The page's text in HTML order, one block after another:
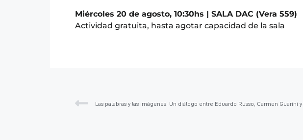
Miércoles 20 de agosto, 10:30hs | SALA DAC (Vera 559)
Actividad gratuita, hasta agotar capacidad de la sala